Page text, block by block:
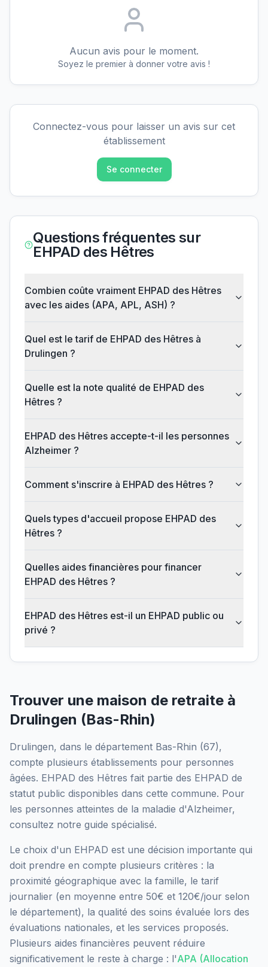
Aucun avis pour le moment.
Soyez le premier à donner votre avis !
Connectez-vous pour laisser un avis sur cet
établissement
Se connecter
Questions fréquentes sur
EHPAD des Hêtres
Combien coûte vraiment EHPAD des Hêtres
avec les aides (APA, APL, ASH) ?
Quel est le tarif de EHPAD des Hêtres à
Drulingen ?
Quelle est la note qualité de EHPAD des
Hêtres ?
EHPAD des Hêtres accepte-t-il les personnes
Alzheimer ?
Comment s'inscrire à EHPAD des Hêtres ?
Quels types d'accueil propose EHPAD des
Hêtres ?
Quelles aides financières pour financer
EHPAD des Hêtres ?
EHPAD des Hêtres est-il un EHPAD public ou
privé ?
Trouver une maison de retraite à
Drulingen (Bas-Rhin)
Drulingen, dans le département Bas-Rhin (67),
compte plusieurs établissements pour personnes
âgées. EHPAD des Hêtres fait partie des EHPAD de
statut public disponibles dans cette commune. Pour
les personnes atteintes de la maladie d'Alzheimer,
consultez notre guide spécialisé.
Le choix d'un EHPAD est une décision importante qui
doit prendre en compte plusieurs critères : la
proximité géographique avec la famille, le tarif
journalier (en moyenne entre 50€ et 120€/jour selon
le département), la qualité des soins évaluée lors des
évaluations nationales, et les services proposés.
Plusieurs aides financières peuvent réduire
significativement le reste à charge : l'APA (Allocation